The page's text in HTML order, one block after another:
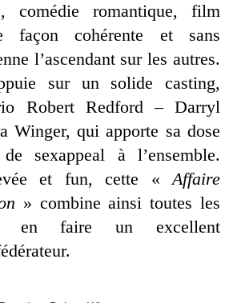
comédie romantique, film
façon cohérente et sans
l’ascendant sur les autres.
sur un solide casting,
Robert Redford – Darryl
Winger, qui apporte sa dose
sexappeal à l’ensemble.
et fun, cette «Affaire
» combine ainsi toutes les
en faire un excellent